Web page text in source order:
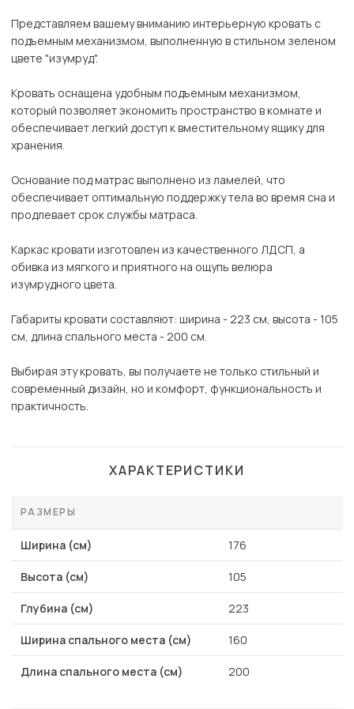
Представляем вашему вниманию интерьерную кровать с
подъемным механизмом, выполненную в стильном зеленом
цвете "изумруд".
Кровать оснащена удобным подъемным механизмом,
который позволяет экономить пространство в комнате и
обеспечивает легкий доступ к вместительному ящику для
хранения.
Основание под матрас выполнено из ламелей, что
обеспечивает оптимальную поддержку тела во время сна и
продлевает срок службы матраса.
Каркас кровати изготовлен из качественного ЛДСП, а
обивка из мягкого и приятного на ощупь велюра
изумрудного цвета.
Габариты кровати составляют: ширина - 223 см, высота - 105
см, длина спального места - 200 см.
Выбирая эту кровать, вы получаете не только стильный и
современный дизайн, но и комфорт, функциональность и
практичность.
ХАРАКТЕРИСТИКИ
РАЗМЕРЫ
Ширина (см) 176
Высота (см) 105
Глубина (см) 223
Ширина спального места (см) 160
Длина спального места (см) 200